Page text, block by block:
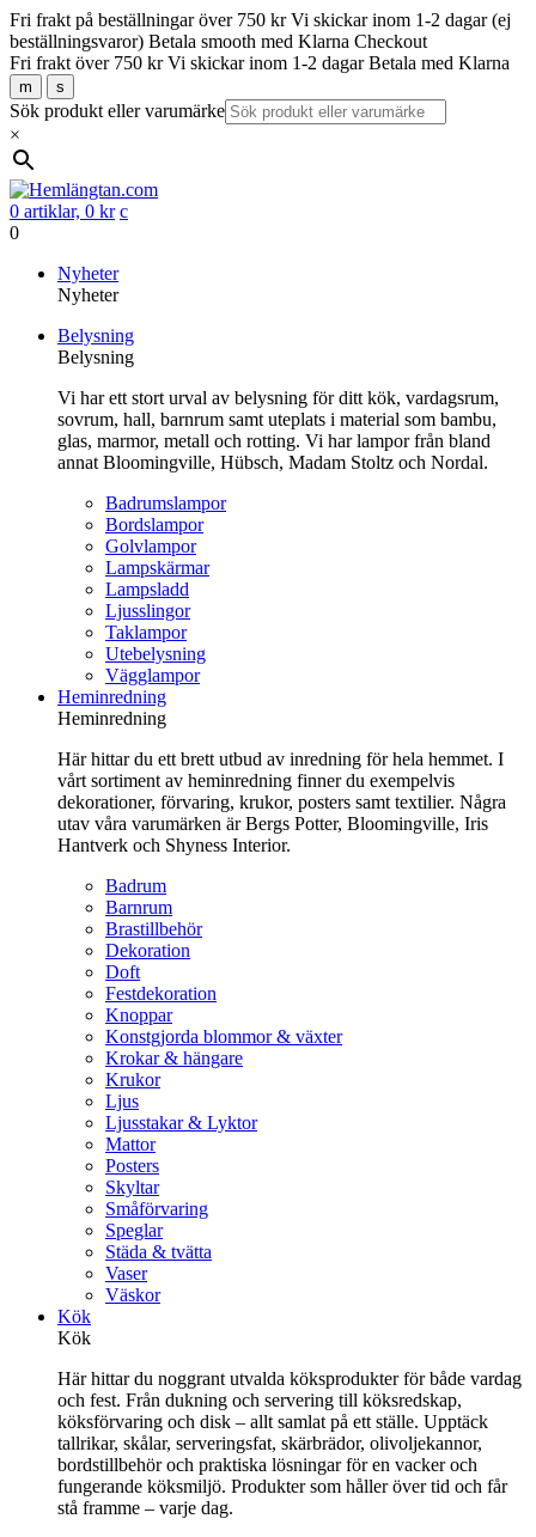
Fri frakt på beställningar över 750 kr Vi skickar inom 1-2 dagar (ej
beställningsvaror) Betala smooth med Klarna Checkout
Fri frakt över 750 kr Vi skickar inom 1-2 dagar Betala med Klarna
m s
Sök produkt eller varumärke
×
0 artiklar, 0 kr c
0
innehåll
Nyheter
Nyheter
Belysning
Belysning
Vi har ett stort urval av belysning för ditt kök, vardagsrum,
sovrum, hall, barnrum samt uteplats i material som bambu,
glas, marmor, metall och rotting. Vi har lampor från bland
annat Bloomingville, Hübsch, Madam Stoltz och Nordal.
Badrumslampor
Bordslampor
Golvlampor
Lampskärmar
Lampsladd
Ljusslingor
Taklampor
Utebelysning
Vägglampor
Heminredning
Heminredning
Här hittar du ett brett utbud av inredning för hela hemmet. I
vårt sortiment av heminredning finner du exempelvis
dekorationer, förvaring, krukor, posters samt textilier. Några
utav våra varumärken är Bergs Potter, Bloomingville, Iris
Hantverk och Shyness Interior.
Badrum
Barnrum
Brastillbehör
Dekoration
Doft
Festdekoration
Knoppar
Konstgjorda blommor & växter
Krokar & hängare
Krukor
Ljus
Ljusstakar & Lyktor
Mattor
Posters
Skyltar
Småförvaring
Speglar
Städa & tvätta
Vaser
Väskor
Kök
Kök
Här hittar du noggrant utvalda köksprodukter för både vardag
och fest. Från dukning och servering till köksredskap,
köksförvaring och disk – allt samlat på ett ställe. Upptäck
tallrikar, skålar, serveringsfat, skärbrädor, olivoljekannor,
bordstillbehör och praktiska lösningar för en vacker och
fungerande köksmiljö. Produkter som håller över tid och får
stå framme – varje dag.